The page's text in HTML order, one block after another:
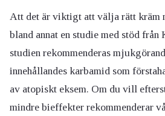
Att det är viktigt att välja rätt kräm
bland annat en studie med stöd
studien rekommenderas
innehållandes karbamid som
av atopiskt eksem. Om du vill
mindre bieffekter rekommenderar